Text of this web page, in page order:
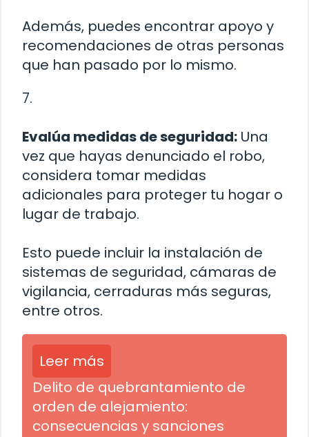
Además, puedes encontrar apoyo y
recomendaciones de otras personas
que han pasado por lo mismo.
7.
Evalúa medidas de seguridad: Una
vez que hayas denunciado el robo,
considera tomar medidas
adicionales para proteger tu hogar o
lugar de trabajo.
Esto puede incluir la instalación de
sistemas de seguridad, cámaras de
vigilancia, cerraduras más seguras,
entre otros.
Leer más
Delito de quebrantamiento de
orden de alejamiento:
consecuencias y sanciones